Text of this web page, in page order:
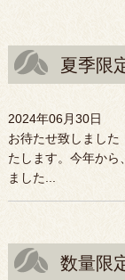
夏季限
2024年06月30日
お待たせ致しまし
たします。今年から
ました...
数量限